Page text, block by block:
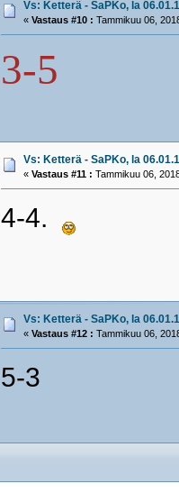
Vs: Ketterä - SaPKo, la
«Vastaus #10 : Tammikuu 06,
3-5
Vs: Ketterä - SaPKo, la
«Vastaus #11 : Tammikuu 06,
4-4.
Vs: Ketterä - SaPKo, la
«Vastaus #12 : Tammikuu 06,
5-3